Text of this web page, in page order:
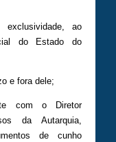
ao
do Estado do
e fora dele;
com o Diretor
da Autarquia,
de cunho